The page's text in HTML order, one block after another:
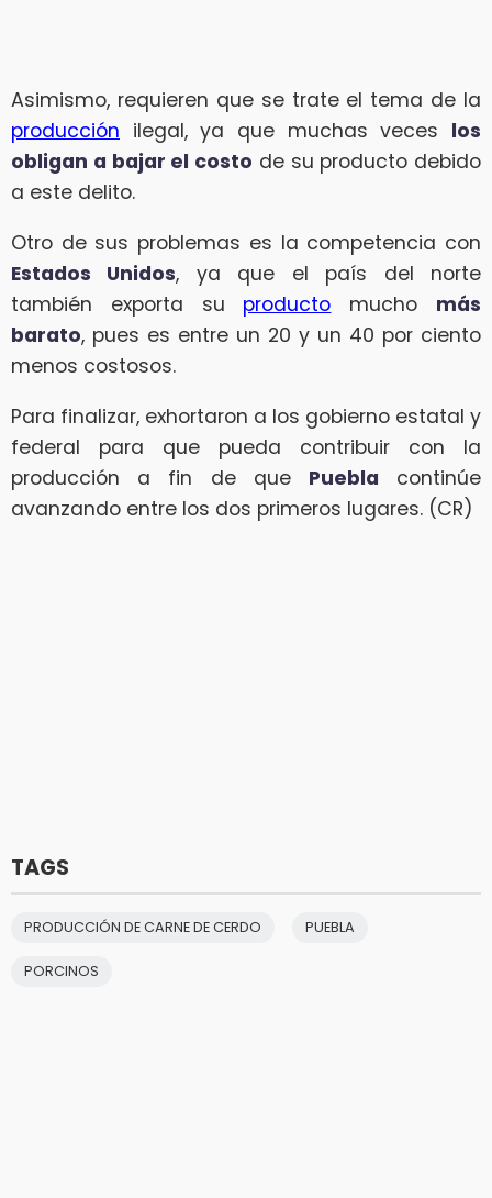
Asimismo, requieren que se trate el tema de la
producción ilegal, ya que muchas veces los
obligan a bajar el costo de su producto debido
a este delito.
Otro de sus problemas es la competencia con
Estados Unidos, ya que el país del norte
también exporta su producto mucho más
barato, pues es entre un 20 y un 40 por ciento
menos costosos.
Para finalizar, exhortaron a los gobierno estatal y
federal para que pueda contribuir con la
producción a fin de que Puebla continúe
avanzando entre los dos primeros lugares. (CR)
TAGS
PRODUCCIÓN DE CARNE DE CERDO PUEBLA
PORCINOS